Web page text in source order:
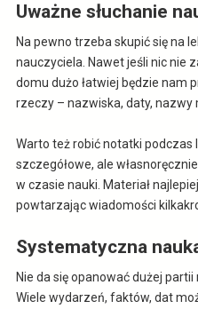
Uważne słuchanie
Na pewno trzeba skupić się na
nauczyciela. Nawet jeśli nic nie
domu dużo łatwiej będzie nam
rzeczy – nazwiska, daty, nazwy
Warto też robić notatki podczas
szczegółowe, ale
w czasie nauki. Materiał
powtarzając wiadomości
Systematyczna
Nie da się opanować dużej
Wiele wydarzeń, faktów, dat